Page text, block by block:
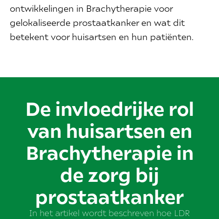
ontwikkelingen in Brachytherapie voor
gelokaliseerde prostaatkanker en wat dit
betekent voor huisartsen en hun patiënten.
De invloedrijke rol
van huisartsen en
Brachytherapie in
de zorg bij
prostaatkanker
In het artikel wordt beschreven hoe LDR